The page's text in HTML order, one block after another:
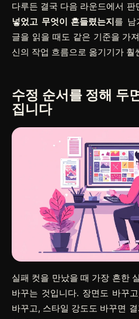
다루든 결국 다음 라운드에서 판
넣었고 무엇이 흔들렸는지를 남
글을 읽을 때도 같은 기준을 가
신의 작업 흐름으로 옮기기가 훨
수정 순서를 정해 두
집니다
실패 컷을 만났을 때 가장 흔한
바꾸는 것입니다. 장면도 바꾸
바꾸고, 스타일 강도도 바꾸면